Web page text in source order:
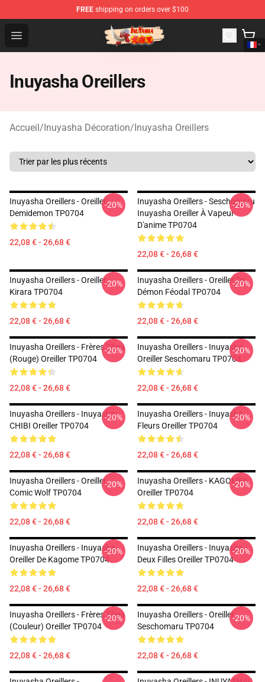
FREE shipping on orders over $100
Open menu
Inuyasha Store - Official Inuyasha Merchandise Shop
Inuyasha Oreillers
Accueil/Inuyasha Décoration/Inuyasha Oreillers
Inuyasha Oreillers - Oreiller
Demidemon TP0704
22,08 € - 26,68 €
-20%
Inuyasha Oreillers - Seschomaru
Inuyasha Oreiller À Vapeur
D'anime TP0704
22,08 € - 26,68 €
-20%
Inuyasha Oreillers - Oreiller
Kirara TP0704
22,08 € - 26,68 €
-20%
Inuyasha Oreillers - Oreiller De
Démon Féodal TP0704
22,08 € - 26,68 €
-20%
Inuyasha Oreillers - Frères Tōga
(rouge) Oreiller TP0704
22,08 € - 26,68 €
-20%
Inuyasha Oreillers - Inuyasha
Oreiller Seschomaru TP0704
22,08 € - 26,68 €
-20%
Inuyasha Oreillers - Inuyasha
CHIBI Oreiller TP0704
22,08 € - 26,68 €
-20%
Inuyasha Oreillers - Inuyasha
Fleurs Oreiller TP0704
22,08 € - 26,68 €
-20%
Inuyasha Oreillers - Oreiller
Comic Wolf TP0704
22,08 € - 26,68 €
-20%
Inuyasha Oreillers - KAGOME!!
Oreiller TP0704
22,08 € - 26,68 €
-20%
Inuyasha Oreillers - Inuyasha
Oreiller De Kagome TP0704
22,08 € - 26,68 €
-20%
Inuyasha Oreillers - Inuyasha -
Deux Filles Oreiller TP0704
22,08 € - 26,68 €
-20%
Inuyasha Oreillers - Frères Tōga
(couleur) Oreiller TP0704
22,08 € - 26,68 €
-20%
Inuyasha Oreillers - Oreiller
Seschomaru TP0704
22,08 € - 26,68 €
-20%